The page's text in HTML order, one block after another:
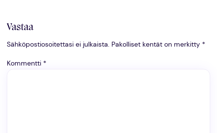
Vastaa
Sähköpostiosoitettasi ei julkaista. Pakolliset kentät on merkitty *
Kommentti *